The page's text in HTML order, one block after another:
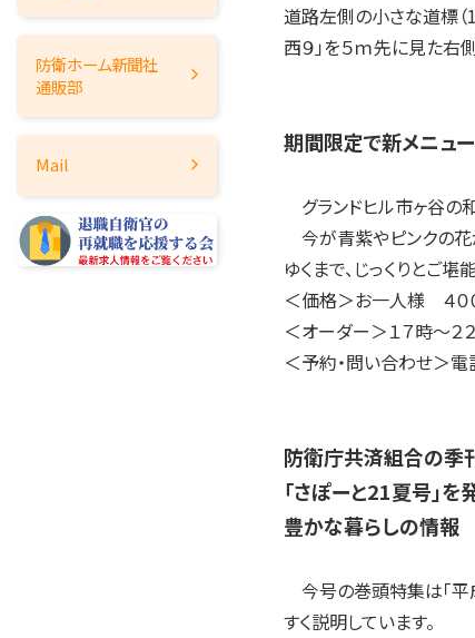
2014年
2012年
2011年
2009年
2008年
防衛ホーム新聞社
通販部
Mail
道路左側の小さな道標
西９」を５ｍ先に見た右側
期間限定で新メニュー
グランドヒル市ヶ谷の
今が青紫やピンクの花
ゆくまで、じっくりとご堪
＜価格＞お一人様 ４０
＜オーダー＞１７時～２
＜予約・問い合わせ＞電
防衛庁共済組合の季
「さぽーと21夏号」を
豊かな暮らしの情報
今号の巻頭特集は「
すく説明しています。